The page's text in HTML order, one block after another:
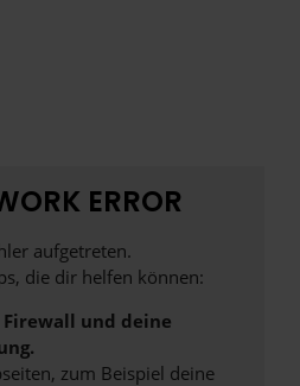
ERROR
aufgetreten.
die dir helfen können:
und deine
zum Beispiel deine